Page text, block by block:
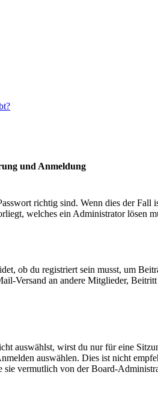
und Anmeldung
richtig sind. Wenn dies der
welches ein Administrator lösen
ob du registriert sein musst, um
Versand an andere Mitglieder,
auswählst, wirst du nur für eine
auswählen. Dies ist nicht
vermutlich von der Board-